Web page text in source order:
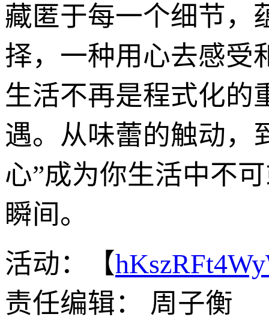
藏匿于每一个细节，
择，一种用心去感受
生活不再是程式化的
遇。从味蕾的触动，
心”成为你生活中不
瞬间。
活动：【
责任编辑： 周子衡